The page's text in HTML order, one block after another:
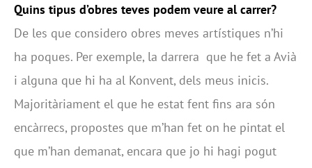
Quins tipus d’obres teves podem veure al carrer?
De les que considero obres meves artístiques n’hi
ha poques. Per exemple, la darrera que he fet a Avià
i alguna que hi ha al Konvent, dels meus inicis.
Majoritàriament el que he estat fent fins ara són
encàrrecs, propostes que m’han fet on he pintat el
que m’han demanat, encara que jo hi hagi pogut